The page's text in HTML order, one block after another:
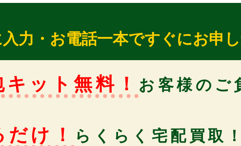
力・お電話一本ですぐにお申
ット無料！ お客様のご
け！ らくらく宅配買取！